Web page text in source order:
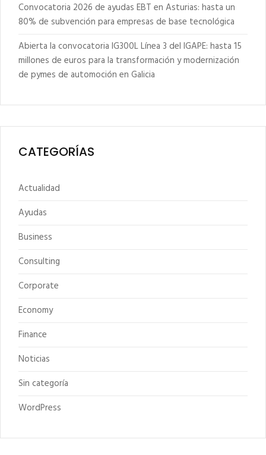
Convocatoria 2026 de ayudas EBT en Asturias: hasta un
80% de subvención para empresas de base tecnológica
Abierta la convocatoria IG300L Línea 3 del IGAPE: hasta 15
millones de euros para la transformación y modernización
de pymes de automoción en Galicia
CATEGORÍAS
Actualidad
Ayudas
Business
Consulting
Corporate
Economy
Finance
Noticias
Sin categoría
WordPress